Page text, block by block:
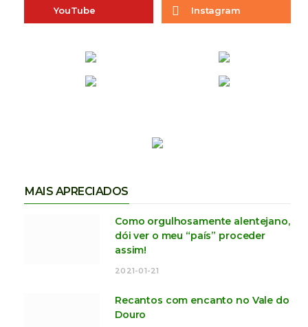
YouTube Instagram
MAIS APRECIADOS
Como orgulhosamente alentejano,
dói ver o meu “país” proceder
assim!
2021-01-21
Recantos com encanto no Vale do
Douro